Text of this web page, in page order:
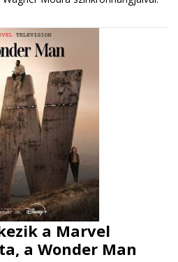
a Marvel
a Wonder Man